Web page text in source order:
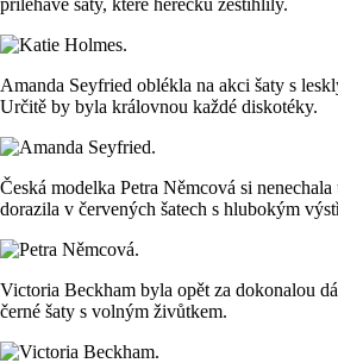
přiléhavé šaty, které herečku zeštíhlily.
Amanda Seyfried oblékla na akci šaty s
Určitě by byla královnou každé diskotéky.
Česká modelka Petra Němcová si
dorazila v červených šatech s hlubokým
Victoria Beckham byla opět za dokonalou
černé šaty s volným živůtkem.